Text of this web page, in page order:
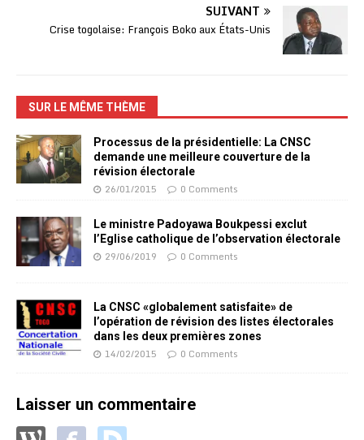
SUIVANT
Crise togolaise: François Boko aux États-Unis
SUR LE MÊME THÈME
Processus de la présidentielle: La CNSC
demande une meilleure couverture de la
révision électorale
26/01/2015 0 Comments
Le ministre Padoyawa Boukpessi exclut
l’Eglise catholique de l’observation électorale
29/06/2019 0 Comments
La CNSC «globalement satisfaite» de
l’opération de révision des listes électorales
dans les deux premières zones
14/02/2015 0 Comments
Laisser un commentaire